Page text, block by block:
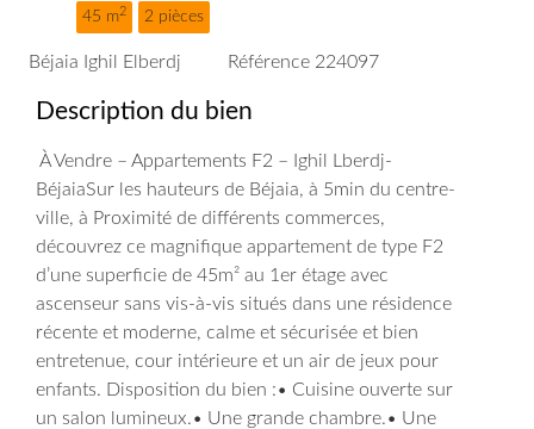
45 m2 2 pièces
Béjaia Ighil Elberdj Référence 224097
Description du bien
À Vendre – Appartements F2 – Ighil Lberdj-
BéjaiaSur les hauteurs de Béjaia, à 5min du centre-
ville, à Proximité de différents commerces,
découvrez ce magnifique appartement de type F2
d’une superficie de 45m² au 1er étage avec
ascenseur sans vis-à-vis situés dans une résidence
récente et moderne, calme et sécurisée et bien
entretenue, cour intérieure et un air de jeux pour
enfants. Disposition du bien :• Cuisine ouverte sur
un salon lumineux.• Une grande chambre.• Une